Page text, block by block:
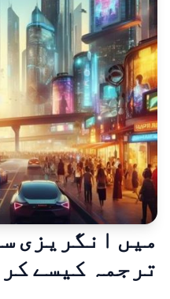
میں انگریزی
ترجمہ کیسے